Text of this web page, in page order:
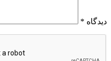
دیدگاه *